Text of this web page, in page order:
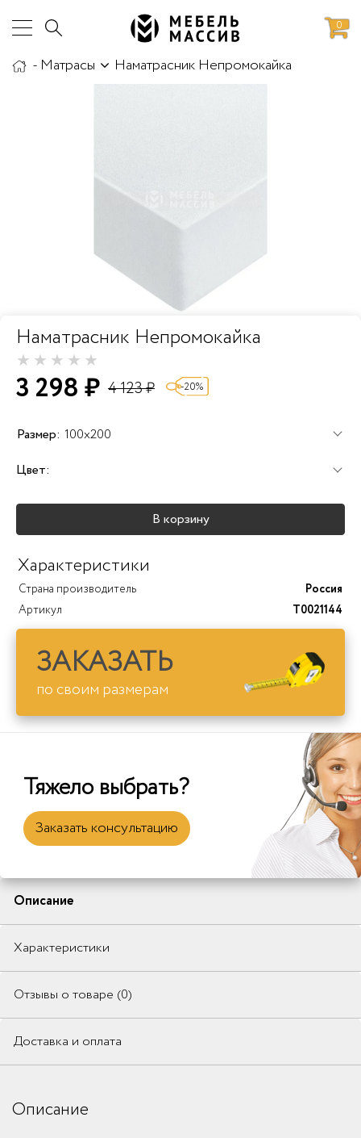
Доставка и сборка
0
- Матрасы Наматрасник Непромокайка
Наматрасник Непромокайка
3 298 ₽ 4 123 ₽ -20%
Размер: 100x200
Цвет:
В корзину
Характеристики
Страна производитель
Россия
Артикул
T0021144
ЗАКАЗАТЬ
по своим размерам
Тяжело выбрать?
Заказать консультацию
Описание
Характеристики
Отзывы о товаре (0)
Доставка и оплата
Описание